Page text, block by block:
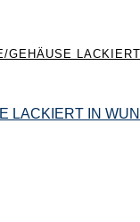
GEHÄUSE